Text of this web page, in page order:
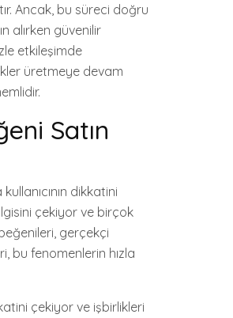
Ancak, bu süreci doğru
alırken güvenilir
etkileşimde
üretmeye devam
Satın
dikkatini
çekiyor ve birçok
gerçekçi
bu fenomenlerin hızla
çekiyor ve işbirlikleri